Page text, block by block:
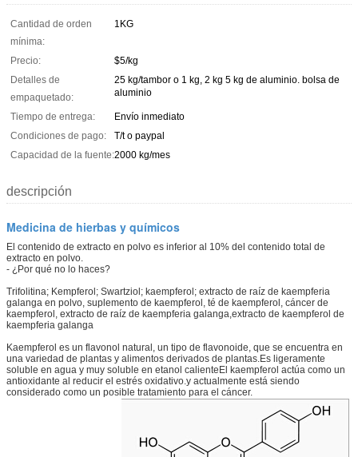
Cantidad de orden
mínima:
1KG
Precio:
$5/kg
Detalles de
empaquetado:
25 kg/tambor o 1 kg, 2 kg 5 kg de aluminio. bolsa de
aluminio
Tiempo de entrega:
Envío inmediato
Condiciones de pago:
T/t o paypal
Capacidad de la fuente:2000 kg/mes
descripción
Medicina de hierbas y químicos
El contenido de extracto en polvo es inferior al 10% del contenido total de
extracto en polvo.
- ¿Por qué no lo haces?
Trifolitina; Kempferol; Swartziol; kaempferol; extracto de raíz de kaempferia
galanga en polvo, suplemento de kaempferol, té de kaempferol, cáncer de
kaempferol, extracto de raíz de kaempferia galanga,extracto de kaempferol de
kaempferia galanga
Kaempferol es un flavonol natural, un tipo de flavonoide, que se encuentra en
una variedad de plantas y alimentos derivados de plantas.Es ligeramente
soluble en agua y muy soluble en etanol calienteEl kaempferol actúa como un
antioxidante al reducir el estrés oxidativo.y actualmente está siendo
considerado como un posible tratamiento para el cáncer.